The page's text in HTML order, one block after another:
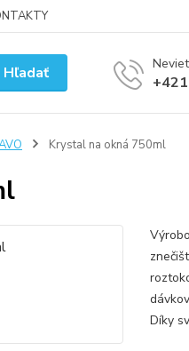
Hľadať
Krystal na okná 750ml
Díky